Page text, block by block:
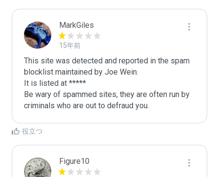
MarkGiles
15年前
This site was detected and reported in the spam
blocklist maintained by Joe Wein.
It is listed at *****
Be wary of spammed sites, they are often run by
criminals who are out to defraud you.
役立つ
Figure10